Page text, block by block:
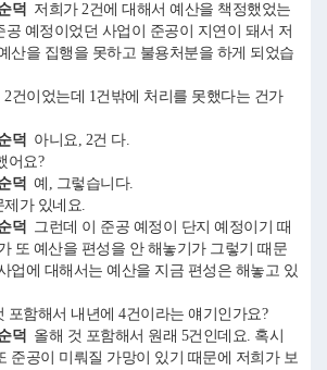
덕 저희가 2건에 대해서 예산을 책정했었는
공 예정이었던 사업이 준공이 지연이 돼서 저
산을 집행을 못하고 불용처분을 하게 되었습
2건이었는데 1건밖에 처리를 못했다는 건가
덕 아니요, 2건 다.
어요?
덕 예, 그렇습니다.
제가 있네요.
덕 그런데 이 준공 예정이 단지 예정이기 때
또 예산을 편성을 안 해놓기가 그렇기 때문
업에 대해서는 예산을 지금 편성은 해놓고 있
포함해서 내년에 4건이라는 얘기인가요?
덕 올해 것 포함해서 원래 5건인데요. 혹시
준공이 미뤄질 가망이 있기 때문에 저희가 보